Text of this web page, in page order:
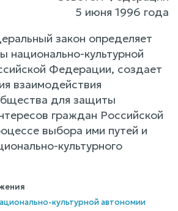
5 июня 1996 года
закон определяет
национально-культурной
Федерации, создает
взаимодействия
для защиты
граждан Российской
выбора ими путей и
культурного
культурной автономии